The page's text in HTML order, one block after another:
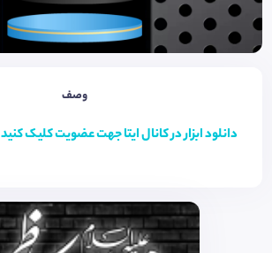
وصف
دانلود ابزار در کانال ایتا جهت عضویت کلیک کنید